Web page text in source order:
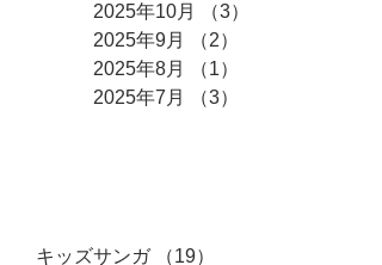
2025年10月
（3）
2025年9月
（2）
2025年8月
（1）
2025年7月
（3）
キッズサンガ （19）